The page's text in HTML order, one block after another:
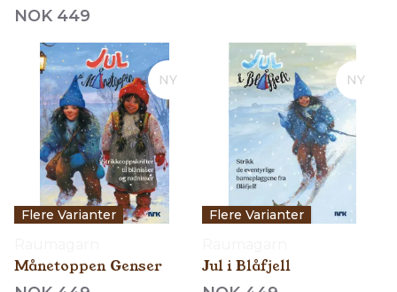
NOK 449
NY
Flere Varianter
Månetoppen Genser
NY
Flere Varianter
Jul i Blåfjell